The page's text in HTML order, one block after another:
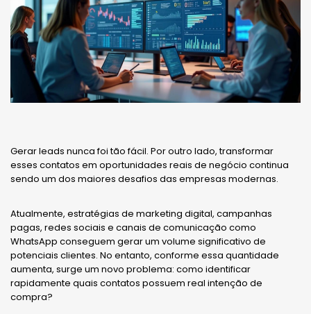
Gerar leads nunca foi tão fácil. Por outro lado, transformar
esses contatos em oportunidades reais de negócio continua
sendo um dos maiores desafios das empresas modernas.
Atualmente, estratégias de marketing digital, campanhas
pagas, redes sociais e canais de comunicação como
WhatsApp conseguem gerar um volume significativo de
potenciais clientes. No entanto, conforme essa quantidade
aumenta, surge um novo problema: como identificar
rapidamente quais contatos possuem real intenção de
compra?